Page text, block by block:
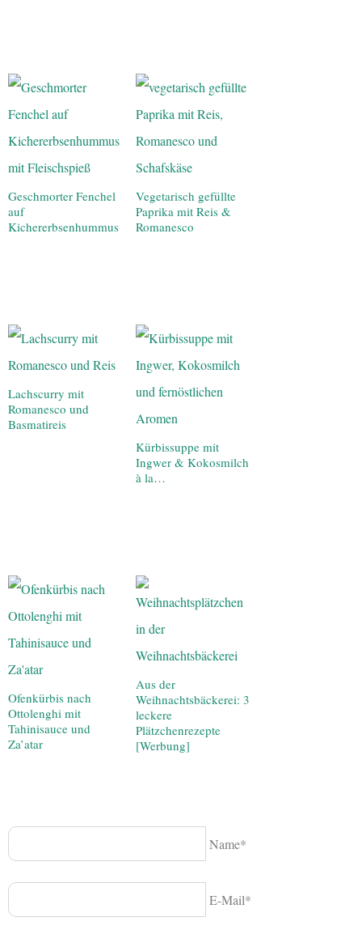
Geschmorter Fenchel
auf
Kichererbsenhummus
Vegetarisch gefüllte
Paprika mit Reis &
Romanesco
Lachscurry mit
Romanesco und
Basmatireis
Kürbissuppe mit
Ingwer & Kokosmilch
à la…
Ofenkürbis nach
Ottolenghi mit
Tahinisauce und
Za’atar
Aus der
Weihnachtsbäckerei: 3
leckere
Plätzchenrezepte
[Werbung]
Name*
E-Mail*